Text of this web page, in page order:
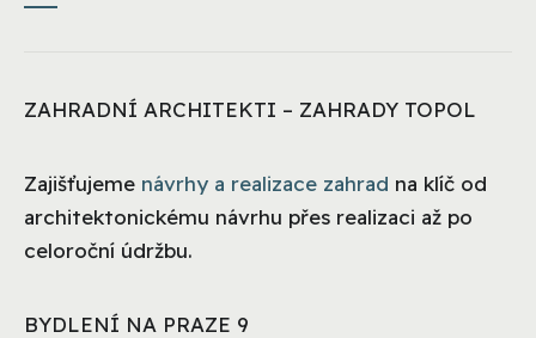
ZAHRADNÍ ARCHITEKTI – ZAHRADY TOPOL
Zajišťujeme návrhy a realizace zahrad na klíč od
architektonickému návrhu přes realizaci až po
celoroční údržbu.
BYDLENÍ NA PRAZE 9